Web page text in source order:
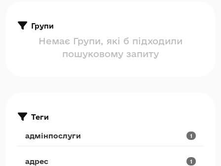
Групи
Немає Групи, які б підходили
пошуковому запиту
Теги
адмінпослуги 1
адрес 1